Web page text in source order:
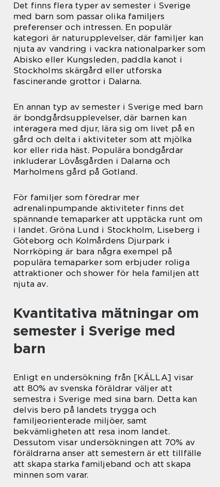
Det finns flera typer av semester i Sverige
med barn som passar olika familjers
preferenser och intressen. En populär
kategori är naturupplevelser, där familjer kan
njuta av vandring i vackra nationalparker som
Abisko eller Kungsleden, paddla kanot i
Stockholms skärgård eller utforska
fascinerande grottor i Dalarna.
En annan typ av semester i Sverige med barn
är bondgårdsupplevelser, där barnen kan
interagera med djur, lära sig om livet på en
gård och delta i aktiviteter som att mjölka
kor eller rida häst. Populära bondgårdar
inkluderar Lövåsgården i Dalarna och
Marholmens gård på Gotland.
För familjer som föredrar mer
adrenalinpumpande aktiviteter finns det
spännande temaparker att upptäcka runt om
i landet. Gröna Lund i Stockholm, Liseberg i
Göteborg och Kolmårdens Djurpark i
Norrköping är bara några exempel på
populära temaparker som erbjuder roliga
attraktioner och shower för hela familjen att
njuta av.
Kvantitativa mätningar om
semester i Sverige med
barn
Enligt en undersökning från [KÄLLA] visar
att 80% av svenska föräldrar väljer att
semestra i Sverige med sina barn. Detta kan
delvis bero på landets trygga och
familjeorienterade miljöer, samt
bekvämligheten att resa inom landet.
Dessutom visar undersökningen att 70% av
föräldrarna anser att semestern är ett tillfälle
att skapa starka familjeband och att skapa
minnen som varar.